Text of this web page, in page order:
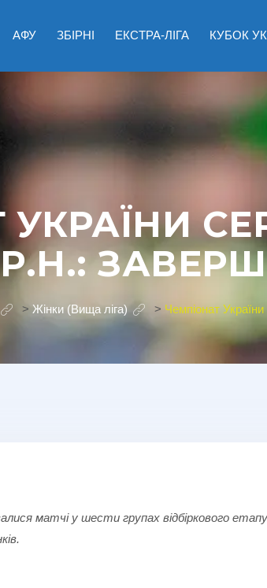
АФУ ЗБІРНІ ЕКСТРА-ЛІГА КУБОК
УКРАЇНИ
Р.Н.:
> Жінки (Вища ліга) > Чемпіонат
матчі у шести групах відбіркового